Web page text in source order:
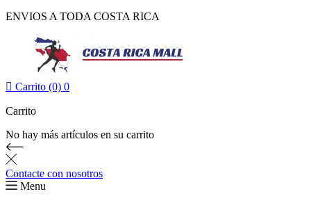
ENVIOS A TODA COSTA RICA
 Carrito (0) 0
Carrito
No hay más artículos en su carrito
Contacte con nosotros
Menu